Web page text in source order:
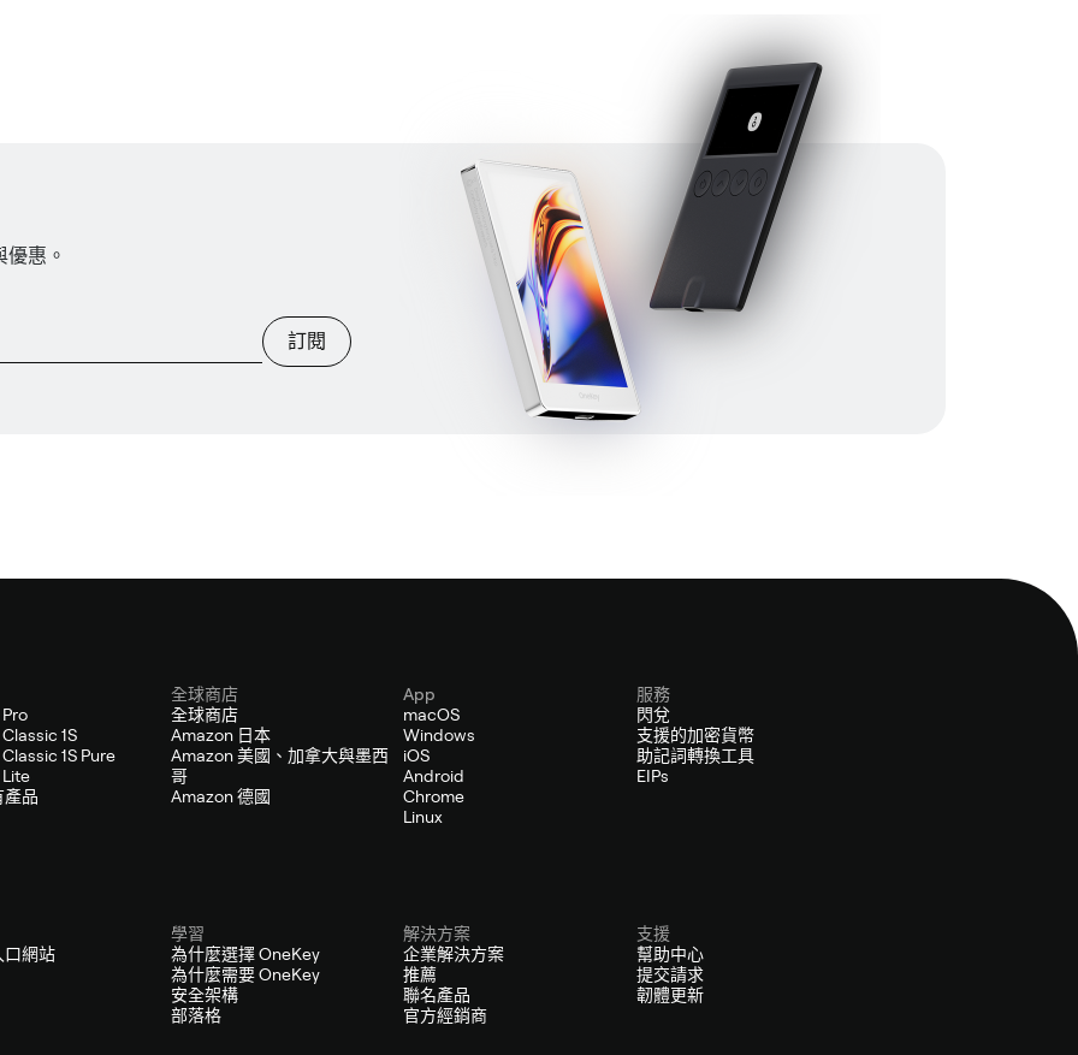
惠。
訂閱
1S
1S Pure
產品
全球商店
全球商店
Amazon 日本
Amazon 美國、加拿大與墨西
哥
Amazon 德國
App
macOS
Windows
iOS
Android
Chrome
Linux
服務
閃兌
支援的加密貨幣
助記詞轉換工具
EIPs
口網站
學習
為什麼選擇 OneKey
為什麼需要 OneKey
安全架構
部落格
解決方案
企業解決方案
推薦
聯名產品
官方經銷商
支援
幫助中心
提交請求
韌體更新